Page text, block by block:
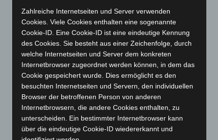
Februar 2025(96)
Januar 2025 (88)
Dezember 2024(89)
November 2024(94)
Oktober 2024(93)
September 2024(112)
August 2024(107)
Juli 2024(89)
Juni 2024(107)
Zahlreiche Internetseiten und Server verwenden
Cookies. Viele Cookies enthalten eine sogenannte
Cookie-ID. Eine Cookie-ID ist eine eindeutige Kennung
des Cookies. Sie besteht aus einer Zeichenfolge, durch
welche Internetseiten und Server dem konkreten
Internetbrowser zugeordnet werden können, in dem das
Cookie gespeichert wurde. Dies ermöglicht es den
besuchten Internetseiten und Servern, den individuellen
Browser der betroffenen Person von anderen
Internetbrowsern, die andere Cookies enthalten, zu
unterscheiden. Ein bestimmter Internetbrowser kann
über die eindeutige Cookie-ID wiedererkannt und